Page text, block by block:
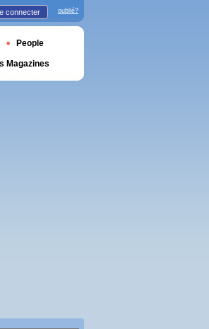
connecter oublié?
People
Magazines